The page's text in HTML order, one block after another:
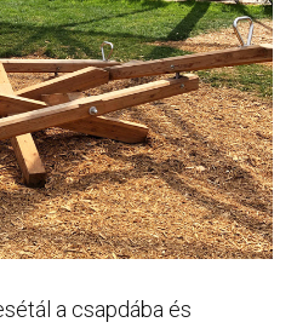
a csapdába és